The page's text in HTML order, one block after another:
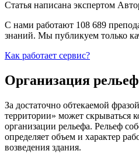
Статья написана экспертом
С нами работают 108 689
знаний. Мы публикуем только
Как работает сервис?
Организация
За достаточно обтекаемой
территории» может скрываться
организации рельефа. Рельеф
определяет объем и характер
возведения здания.